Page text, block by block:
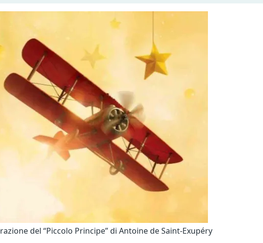
del “Piccolo Principe” di Antoine de Saint-Exupéry